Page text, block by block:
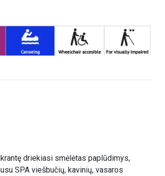
driekiasi smėlėtas paplūdimys,
SPA viešbučių, kavinių, vasaros